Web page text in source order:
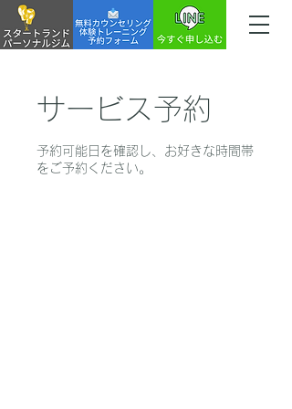
サービス予約
予約可能日を確認し、お好きな時間帯
をご予約ください。